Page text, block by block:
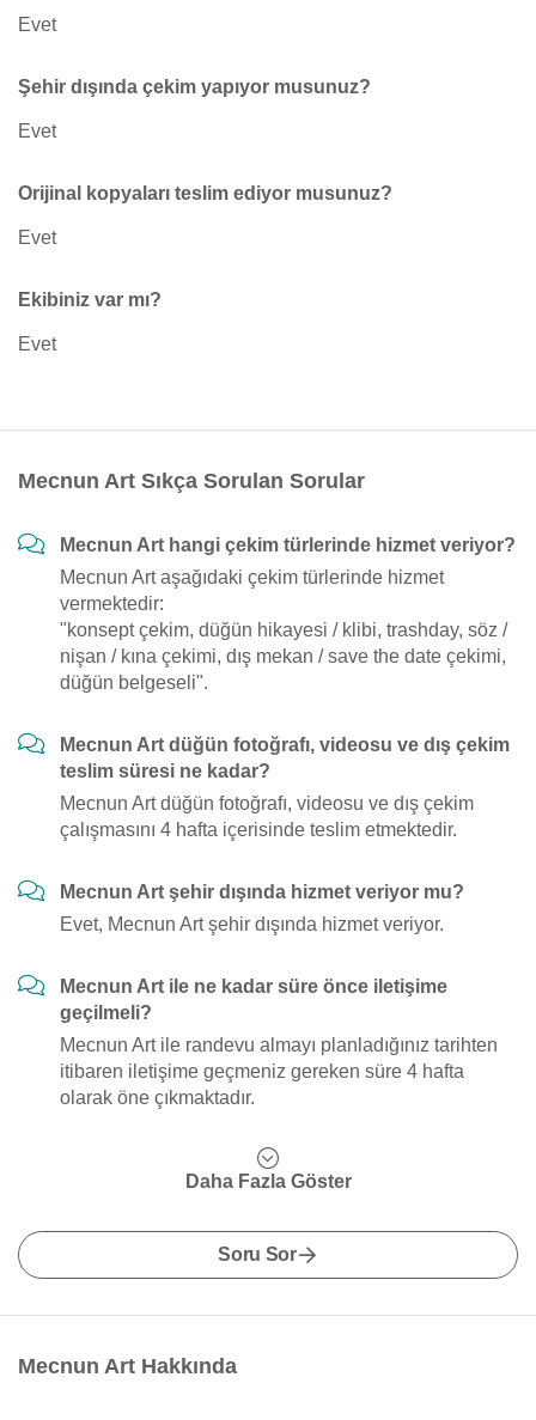
Evet
Şehir dışında çekim yapıyor musunuz?
Evet
Orijinal kopyaları teslim ediyor musunuz?
Evet
Ekibiniz var mı?
Evet
Mecnun Art Sıkça Sorulan Sorular
Mecnun Art hangi çekim türlerinde hizmet veriyor?
Mecnun Art aşağıdaki çekim türlerinde hizmet
vermektedir:
"konsept çekim, düğün hikayesi / klibi, trashday, söz /
nişan / kına çekimi, dış mekan / save the date çekimi,
düğün belgeseli".
Mecnun Art düğün fotoğrafı, videosu ve dış çekim
teslim süresi ne kadar?
Mecnun Art düğün fotoğrafı, videosu ve dış çekim
çalışmasını 4 hafta içerisinde teslim etmektedir.
Mecnun Art şehir dışında hizmet veriyor mu?
Evet, Mecnun Art şehir dışında hizmet veriyor.
Mecnun Art ile ne kadar süre önce iletişime
geçilmeli?
Mecnun Art ile randevu almayı planladığınız tarihten
itibaren iletişime geçmeniz gereken süre 4 hafta
olarak öne çıkmaktadır.
Daha Fazla Göster
Soru Sor
Mecnun Art Hakkında